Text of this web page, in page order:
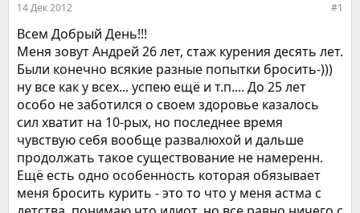
14 Дек 2012 #1
Всем Добрый День!!!
Меня зовут Андрей 26 лет, стаж курения десять лет.
Были конечно всякие разные попытки бросить-)))
ну все как у всех... успею ещё и т.п.... До 25 лет
особо не заботился о своем здоровье казалось
сил хватит на 10-рых, но последнее время
чувствую себя вообще развалюхой и дальше
продолжать такое существование не намеренн.
Ещё есть одно особенность которая обязывает
меня бросить курить - это то что у меня астма с